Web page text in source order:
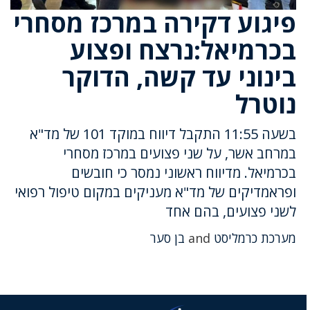
פיגוע דקירה במרכז מסחרי
בכרמיאל:נרצח ופצוע
בינוני עד קשה, הדוקר
נוטרל
בשעה 11:55 התקבל דיווח במוקד 101 של מד"א
במרחב אשר, על שני פצועים במרכז מסחרי
בכרמיאל. מדיווח ראשוני נמסר כי חובשים
ופראמדיקים של מד"א מעניקים במקום טיפול רפואי
לשני פצועים, בהם אחד
מערכת כרמליסט בן סער